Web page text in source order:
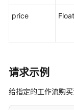
表
-
price Float
请求示例
给指定的工作流购